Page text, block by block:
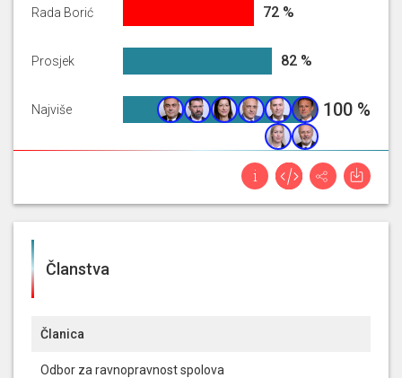
Rada Borić
Prosjek
Najviše
71.75675675675676%
72 %
82.04225055329395%
82 %
100% 100 %
Članstva
Članica
Odbor za ravnopravnost spolova